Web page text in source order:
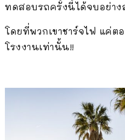
ทดสอบรถครั้งนี้ได้จบอย่า
โดยที่พวกเขาชาร์จไฟ แค่
โรงงานเท่านั้น!!